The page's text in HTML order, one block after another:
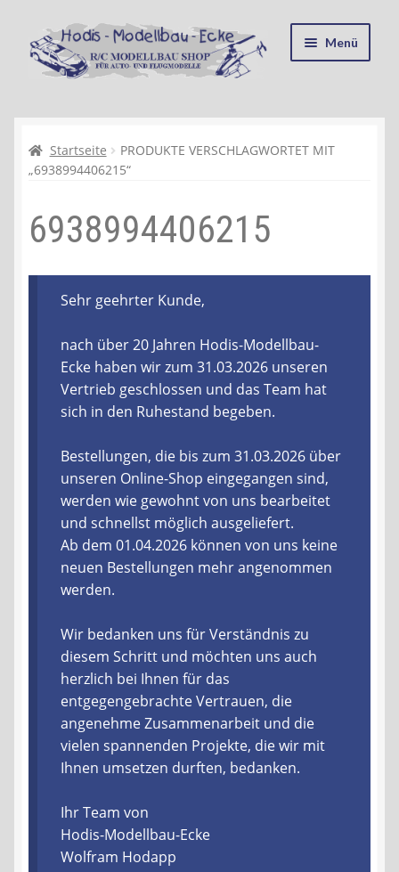
Zur
Navigation
springen
Zum
Inhalt
springen
Menü
Kasse
Recycling, Entsorgung und Umwelt
Shop
Warenkorb
Ablauf einer Bestellung
Zahlungsarten
Lieferzeit & Verfügbarkeit
Gutschein
Batterien- und Akku Verordnung
Elektro- und Elektronikgeräte Verordnung
Öle- und Schmierstoff Verordnung
Vereine & Foren
Kontakt
Startseite
PRODUKTE VERSCHLAGWORTET MIT
„6938994406215“
6938994406215
Sehr geehrter Kunde,
nach über 20 Jahren Hodis-Modellbau-
Ecke haben wir zum 31.03.2026 unseren
Vertrieb geschlossen und das Team hat
sich in den Ruhestand begeben.
Bestellungen, die bis zum 31.03.2026 über
unseren Online-Shop eingegangen sind,
werden wie gewohnt von uns bearbeitet
und schnellst möglich ausgeliefert.
Ab dem 01.04.2026 können von uns keine
neuen Bestellungen mehr angenommen
werden.
Wir bedanken uns für Verständnis zu
diesem Schritt und möchten uns auch
herzlich bei Ihnen für das
entgegengebrachte Vertrauen, die
angenehme Zusammenarbeit und die
vielen spannenden Projekte, die wir mit
Ihnen umsetzen durften, bedanken.
Ihr Team von
Hodis-Modellbau-Ecke
Wolfram Hodapp